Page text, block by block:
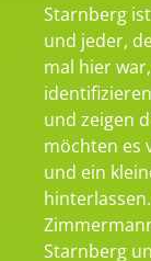
Starnberg
und jeder,
mal hier
und zeigen
möchten es
und ein
Starnberg